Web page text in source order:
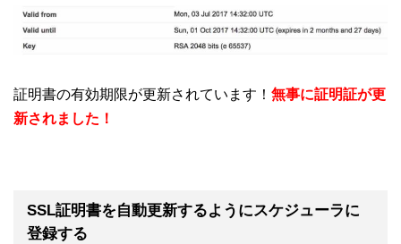
証明書の有効期限が更新されています！ 無事に証明証が更
新されました！
SSL証明書を自動更新するようにスケジューラに
登録する